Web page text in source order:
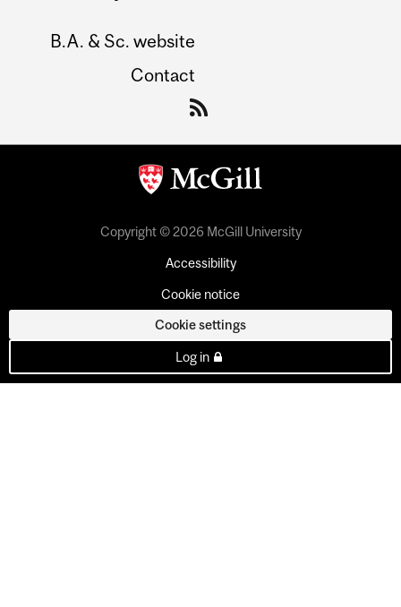
B.A. & Sc. website
Contact
Copyright © 2026 McGill University
Accessibility
Cookie notice
Cookie settings
Log in